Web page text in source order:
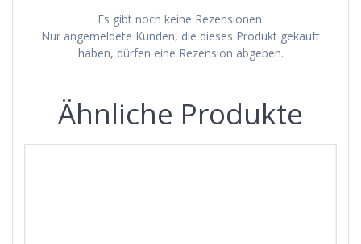
Es gibt noch keine Rezensionen.
Nur angemeldete Kunden, die dieses Produkt gekauft
haben, dürfen eine Rezension abgeben.
Ähnliche Produkte